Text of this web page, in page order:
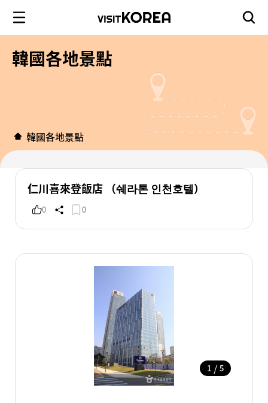
韓國各地景點
韓國各地景點
仁川喜來登飯店 （쉐라톤 인천호텔）
0 0
1 / 5